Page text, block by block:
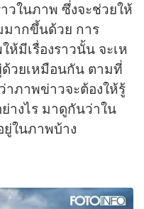
วในภาพ ซึ่งจะช่วยให้
ากขึ้นด้วย การ
มีเรื่องราวนั้น จะเห
วยเหมือนกัน ตามที่
าภาพข่าวจะต้องให้รู้
างไร มาดูกันว่าใน
ในภาพบ้าง